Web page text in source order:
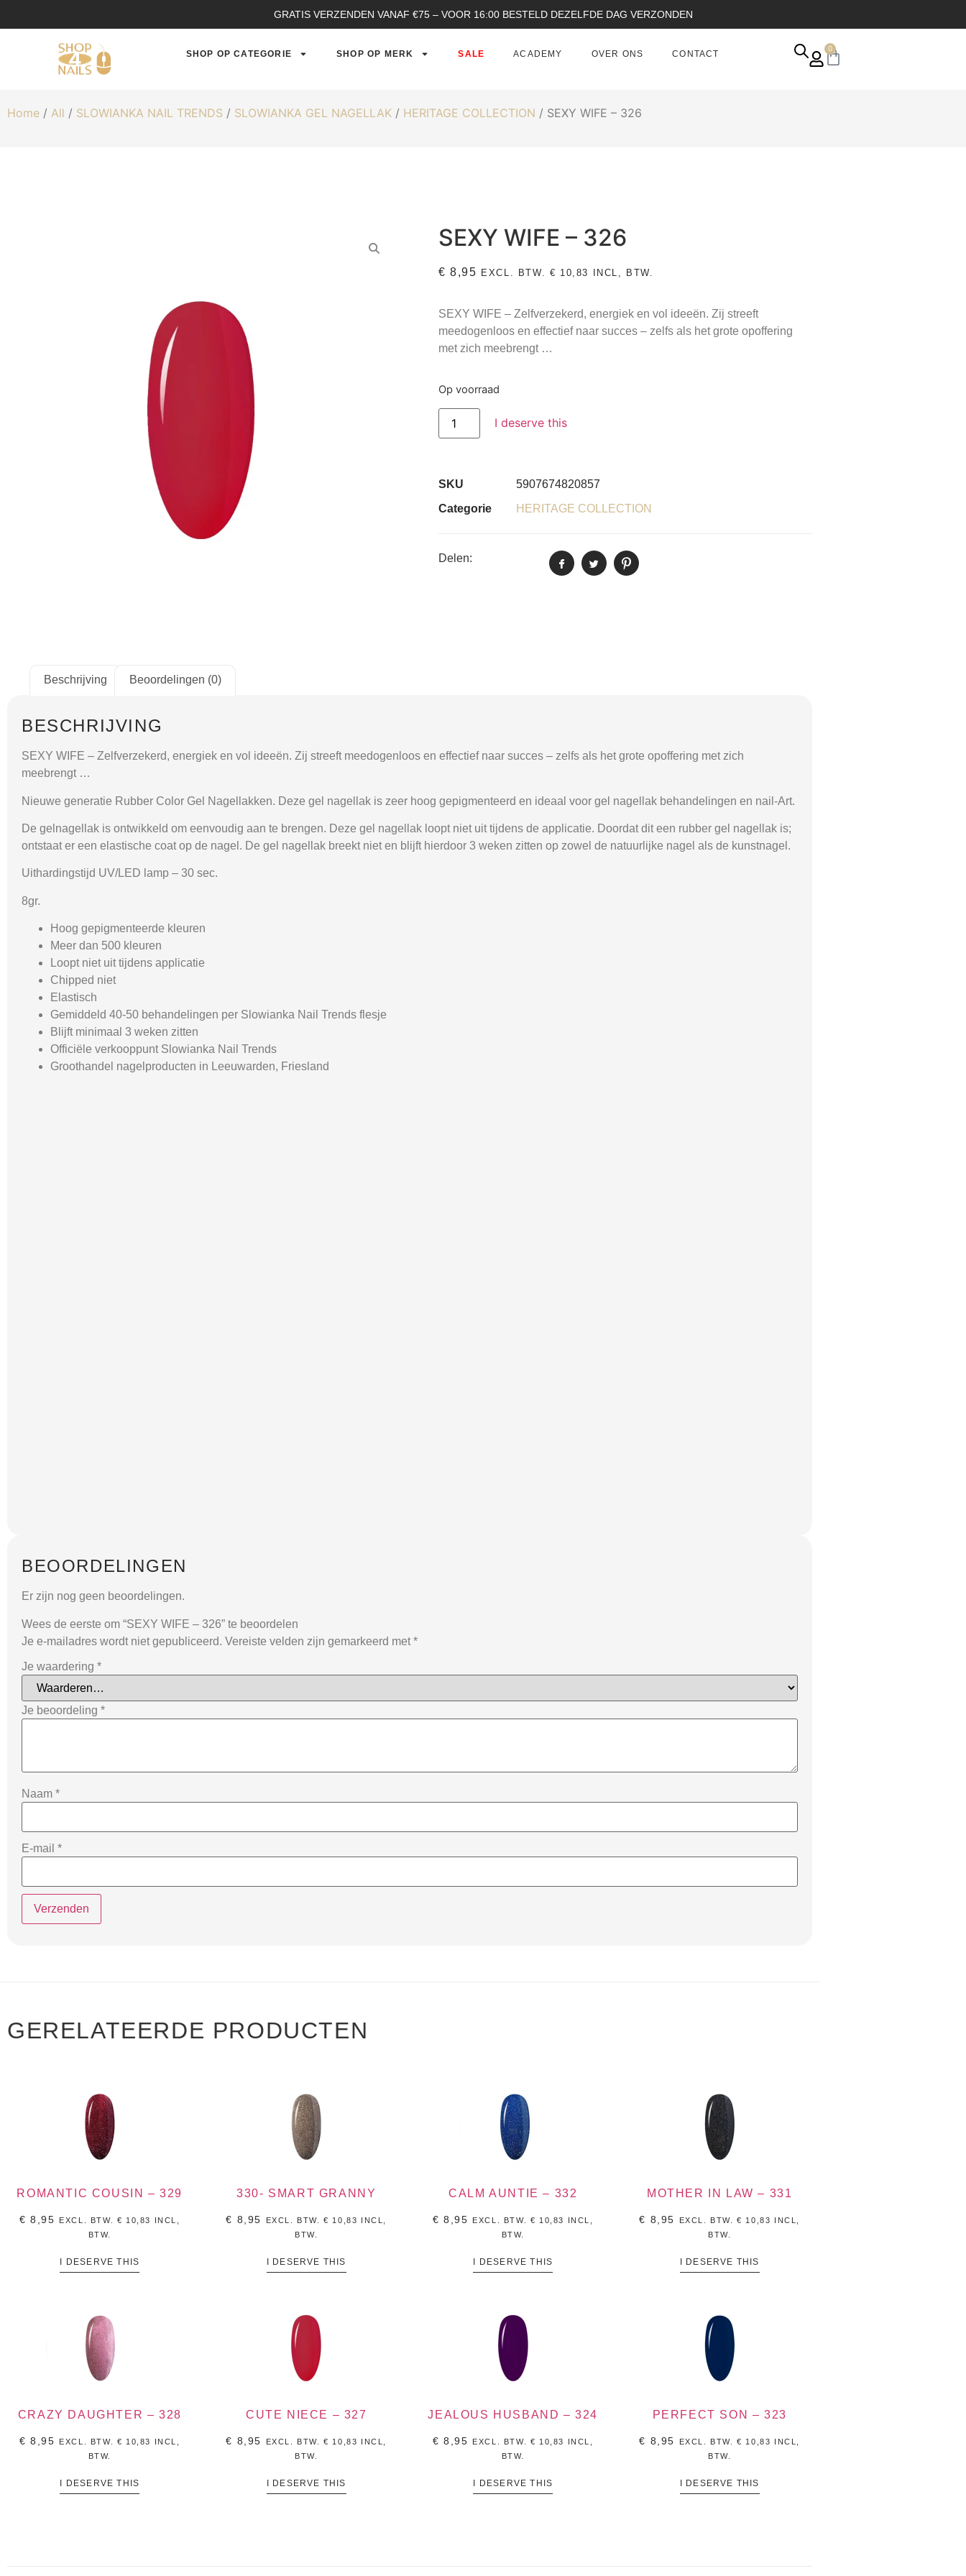
GRATIS VERZENDEN VANAF €75 – VOOR 16:00 BESTELD DEZELFDE DAG VERZONDEN
SHOP OP CATEGORIE SHOP OP MERK SALE ACADEMY OVER ONS CONTACT
0
Home / All / SLOWIANKA NAIL TRENDS / SLOWIANKA GEL NAGELLAK / HERITAGE COLLECTION / SEXY WIFE – 326
SEXY WIFE – 326
€ 8,95 EXCL. BTW. € 10,83 INCL, BTW.
SEXY WIFE – Zelfverzekerd, energiek en vol ideeën. Zij streeft
meedogenloos en effectief naar succes – zelfs als het grote opoffering
met zich meebrengt …
Op voorraad
I deserve this
SKU
5907674820857
Categorie
HERITAGE COLLECTION
Delen:
Beschrijving Beoordelingen (0)
BESCHRIJVING
SEXY WIFE – Zelfverzekerd, energiek en vol ideeën. Zij streeft meedogenloos en effectief naar succes – zelfs als het grote opoffering met zich
meebrengt …
Nieuwe generatie Rubber Color Gel Nagellakken. Deze gel nagellak is zeer hoog gepigmenteerd en ideaal voor gel nagellak behandelingen en nail-Art.
De gelnagellak is ontwikkeld om eenvoudig aan te brengen. Deze gel nagellak loopt niet uit tijdens de applicatie. Doordat dit een rubber gel nagellak is;
ontstaat er een elastische coat op de nagel. De gel nagellak breekt niet en blijft hierdoor 3 weken zitten op zowel de natuurlijke nagel als de kunstnagel.
Uithardingstijd UV/LED lamp – 30 sec.
8gr.
Hoog gepigmenteerde kleuren
Meer dan 500 kleuren
Loopt niet uit tijdens applicatie
Chipped niet
Elastisch
Gemiddeld 40-50 behandelingen per Slowianka Nail Trends flesje
Blijft minimaal 3 weken zitten
Officiële verkooppunt Slowianka Nail Trends
Groothandel nagelproducten in Leeuwarden, Friesland
BEOORDELINGEN
Er zijn nog geen beoordelingen.
Wees de eerste om “SEXY WIFE – 326” te beoordelen
Je e-mailadres wordt niet gepubliceerd. Vereiste velden zijn gemarkeerd met *
Je waardering *
Je beoordeling *
Naam *
E-mail *
GERELATEERDE PRODUCTEN
ROMANTIC COUSIN – 329
€ 8,95 EXCL. BTW. € 10,83
INCL,
BTW.
I DESERVE THIS
330- SMART GRANNY
€ 8,95 EXCL. BTW.€ 10,83 INCL,
BTW.
I DESERVE THIS
CALM AUNTIE – 332
€ 8,95 EXCL. BTW. € 10,83
INCL,
BTW.
I DESERVE THIS
MOTHER IN LAW – 331
€ 8,95 EXCL. BTW.€ 10,83 INCL,
BTW.
I DESERVE THIS
CRAZY DAUGHTER – 328
€ 8,95 EXCL. BTW. € 10,83
INCL,
BTW.
I DESERVE THIS
CUTE NIECE – 327
€ 8,95 EXCL. BTW.€ 10,83 INCL,
BTW.
I DESERVE THIS
JEALOUS HUSBAND – 324
€ 8,95 EXCL. BTW. € 10,83
INCL,
BTW.
I DESERVE THIS
PERFECT SON – 323
€ 8,95 EXCL. BTW.€ 10,83 INCL,
BTW.
I DESERVE THIS